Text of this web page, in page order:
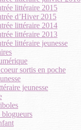
littéraire 2015
d’Hiver 2015
littéraire 2014
littéraire 2013
littéraire jeunesse
sortis en poche
jeunesse
blogueurs